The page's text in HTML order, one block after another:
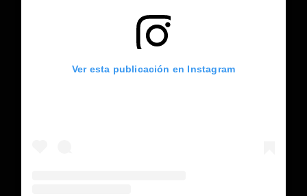
Ver esta publicación en Instagram